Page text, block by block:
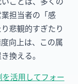
担当者の「感
悲観的すぎたり
向上は、この属
換える。
活用してフォー